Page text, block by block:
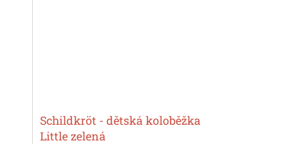
Schildkröt - dětská koloběžka
Little zelená